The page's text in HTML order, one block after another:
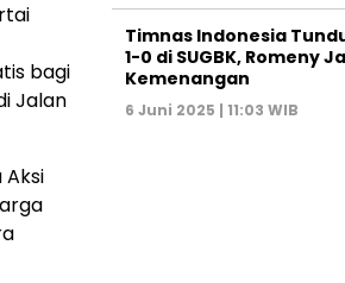
bagi
Jalan
Timnas Indonesia
1-0 di SUGBK, Romeny
Kemenangan
6 Juni 2025 | 11:03 WIB